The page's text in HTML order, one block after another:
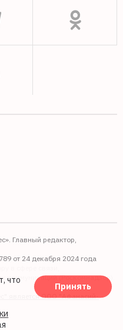
Главный редактор,
от 24 декабря 2024 года
в сфере связи,
коммуникаций (Роскомнадзор).
является ООО "Афанасий-
что
Принять